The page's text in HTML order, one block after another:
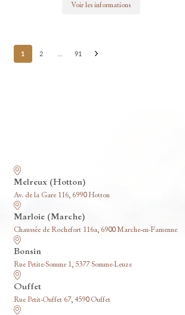
Voir les informations
Posts
pagination
1 2 91
Melreux (Hotton)
Av. de la Gare 116, 6990 Hotton
Marloie (Marche)
Chaussée de Rochefort 116a, 6900 Marche-en-Famenne
Bonsin
Rue Petite-Somme 1, 5377 Somme-Leuze
Ouffet
Rue Petit-Ouffet 67, 4590 Ouffet